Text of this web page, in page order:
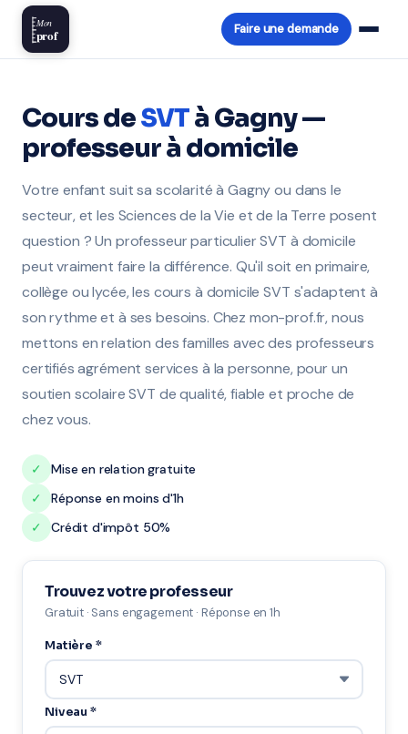
Mon
prof Faire une demande
Cours deSVTà Gagny —
professeur à domicile
Votre enfant suit sa scolarité à Gagny ou dans le
secteur, et les Sciences de la Vie et de la Terre posent
question ? Un professeur particulier SVT à domicile
peut vraiment faire la différence. Qu'il soit en primaire,
collège ou lycée, les cours à domicile SVT s'adaptent à
son rythme et à ses besoins. Chez mon-prof.fr, nous
mettons en relation des familles avec des professeurs
certifiés agrément services à la personne, pour un
soutien scolaire SVT de qualité, fiable et proche de
chez vous.
✓
Mise en relation gratuite
✓
Réponse en moins d'1h
✓
Crédit d'impôt 50%
Trouvez votre professeur
Gratuit · Sans engagement · Réponse en 1h
Matière *
Niveau *